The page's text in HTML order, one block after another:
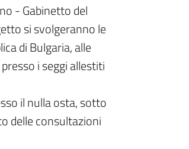
- Gabinetto del
si svolgeranno le
di Bulgaria, alle
i seggi allestiti
il nulla osta, sotto
delle consultazioni